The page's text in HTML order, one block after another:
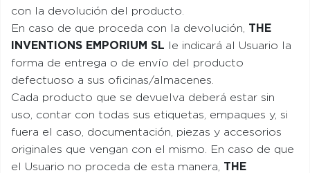
con la devolución del producto.
En caso de que proceda con la devolución, THE
INVENTIONS EMPORIUM SL le indicará al Usuario la
forma de entrega o de envío del producto
defectuoso a sus oficinas/almacenes.
Cada producto que se devuelva deberá estar sin
uso, contar con todas sus etiquetas, empaques y, si
fuera el caso, documentación, piezas y accesorios
originales que vengan con el mismo. En caso de que
el Usuario no proceda de esta manera, THE